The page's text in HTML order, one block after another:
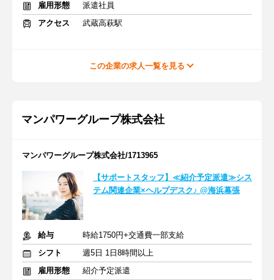
雇用形態
派遣社員
アクセス
武蔵高萩駅
この企業の求人一覧を見る
マンパワーグループ株式会社
マンパワーグループ株式会社/1713965
【サポートスタッフ】≪紹介予定派遣≫シス
テム関連企業×ヘルプデスク♪ @海浜幕張
給与
時給1750円+交通費一部支給
シフト
週5日 1日8時間以上
雇用形態
紹介予定派遣